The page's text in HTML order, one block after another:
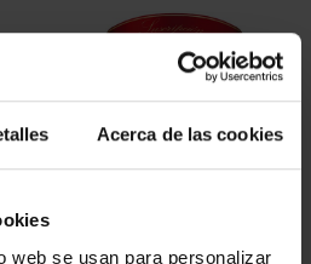
Acerca de las cookies
web se usan para personalizar
SUSCRIPCIÓN